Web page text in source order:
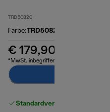
TRD50820
Farbe: TRD50820
€ 179,90
*MwSt. inbegriffen
Zum
Standardversand kostenlos